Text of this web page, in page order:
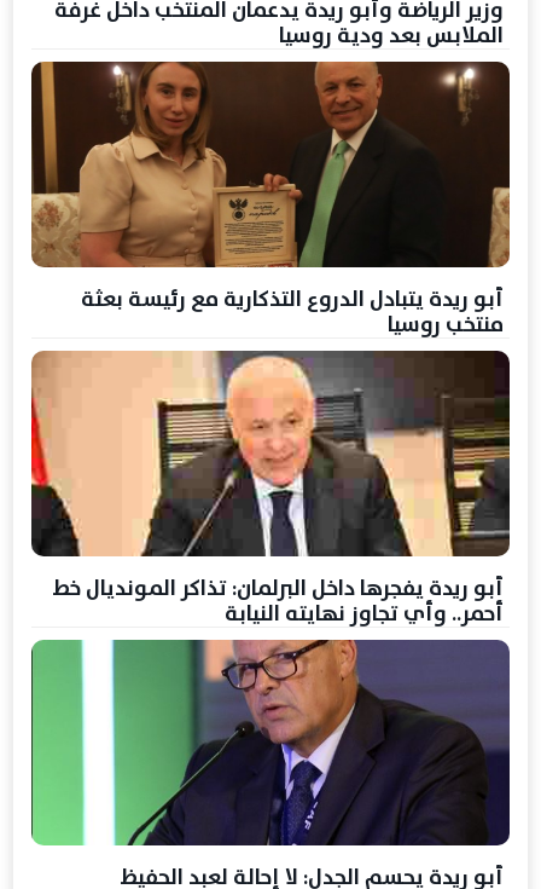
وزير الرياضة وأبو ريدة يدعمان المنتخب داخل غرفة
الملابس بعد ودية روسيا
أبو ريدة يتبادل الدروع التذكارية مع رئيسة بعثة
منتخب روسيا
أبو ريدة يفجرها داخل البرلمان: تذاكر المونديال خط
أحمر.. وأي تجاوز نهايته النيابة
أبو ريدة يحسم الجدل: لا إحالة لعبد الحفيظ